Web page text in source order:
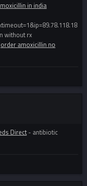
in india
without rx
order amoxicillin no
Direct - antibiotic